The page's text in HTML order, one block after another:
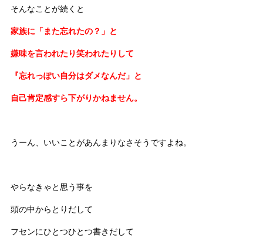
そんなことが続くと
家族に「また忘れたの？」と
嫌味を言われたり笑われたりして
『忘れっぽい自分はダメなんだ」と
自己肯定感すら下がりかねません。
うーん、いいことがあんまりなさそうですよね。
やらなきゃと思う事を
頭の中からとりだして
フセンにひとつひとつ書きだして